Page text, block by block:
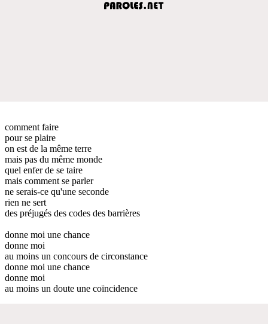
comment faire
pour se plaire
on est de la même terre
mais pas du même monde
quel enfer de se taire
mais comment se parler
ne serais-ce qu'une seconde
rien ne sert
des préjugés des codes des barrières
donne moi une chance
donne moi
au moins un concours de circonstance
donne moi une chance
donne moi
au moins un doute une coïncidence